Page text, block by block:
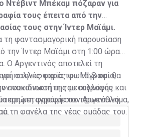
Ντέβιντ Μπέκαμ πόζαραν για
τους έπειτα από την
τους στην Ίντερ Μαϊάμι.
τη φαντασμαγορική παρουσίαση
την Ίντερ Μαϊάμι στη 1:00 ώρα
Ο Αργεντινός αποτελεί τη
στην ιστορία του MLS και θα
συνιδιοκτήτη του συλλόγου και
μεταγραφή στο πρωτάθλημα,
πολλές φορές φωτογραφία,
ανακοίνωση της μεταγραφής
πρώτη φορά με τον Αργεντινό
τη φανέλα της νέας ομάδας του.